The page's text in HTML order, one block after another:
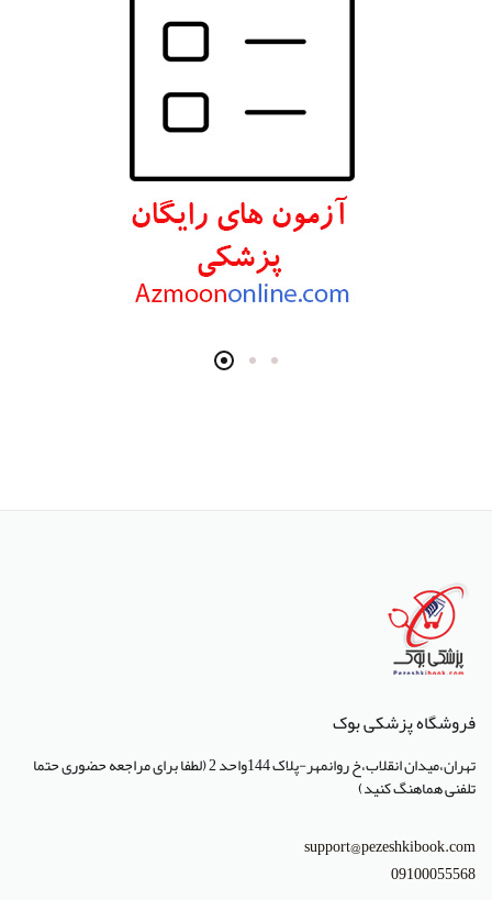
انتشارات برای فردا
انتشارات پرستش
انتشارات آثار سبحان
انتشارات کتاب میر
انتشارات جهاد دانشگاهی تهران
انتشارات دانشگاه تهران
انتشارات طرلان
فروشگاه پزشکی بوک
تهران،میدان انقلاب،خ روانمهر-پلاک 144واحد 2 (لطفا برای مراجعه حضوری حتما
تلفنی هماهنگ کنید)
support@pezeshkibook.com
09100055568